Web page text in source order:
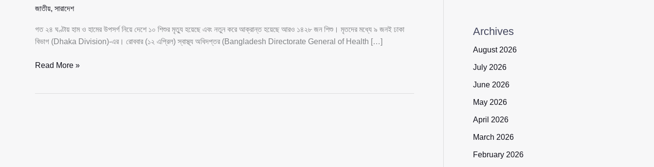
জাতীয়, সারাদেশ
গত ২৪ ঘণ্টায় হাম ও হামের উপসর্গ নিয়ে দেশে ১০ শিশুর মৃত্যু হয়েছে এবং নতুন করে আক্রান্ত হয়েছে আরও ১৪২৮ জন শিশু। মৃতদের মধ্যে ৯ জনই ঢাকা
বিভাগ (Dhaka Division)-এর। রোববার (১২ এপ্রিল) স্বাস্থ্য অধিদপ্তর (Bangladesh Directorate General of Health […]
গত
Read More »
Archives
August 2026
July 2026
June 2026
May 2026
April 2026
March 2026
February 2026